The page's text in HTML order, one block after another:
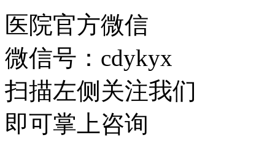
医院官方微信
微信号：cdykyx
扫描左侧关注我们
即可掌上咨询